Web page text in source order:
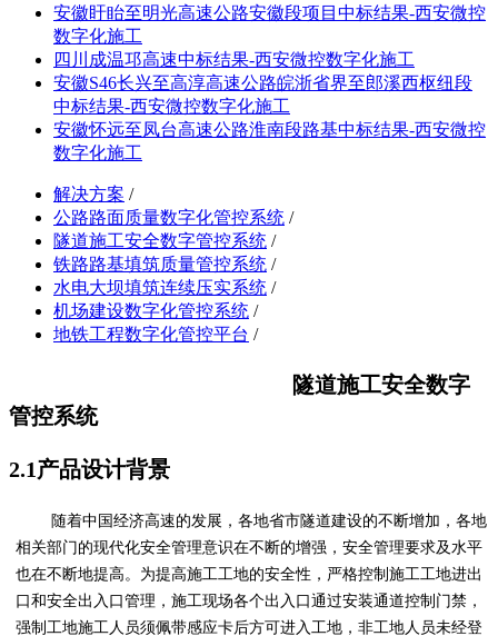
安徽盱眙至明光高速公路安徽段项目中标结果-西安微控
数字化施工
四川成温邛高速中标结果-西安微控数字化施工
安徽S46长兴至高淳高速公路皖浙省界至郎溪西枢纽段
中标结果-西安微控数字化施工
安徽怀远至凤台高速公路淮南段路基中标结果-西安微控
数字化施工
解决方案 /
公路路面质量数字化管控系统 /
隧道施工安全数字管控系统 /
铁路路基填筑质量管控系统 /
水电大坝填筑连续压实系统 /
机场建设数字化管控系统 /
地铁工程数字化管控平台 /
隧道施工安全数字
管控系统
2.1产品设计背景
随着中国经济高速的发展，各地省市隧道建设的不断增加，各地
相关部门的现代化安全管理意识在不断的增强，安全管理要求及水平
也在不断地提高。为提高施工工地的安全性，严格控制施工工地进出
口和安全出入口管理，施工现场各个出入口通过安装通道控制门禁，
强制工地施工人员须佩带感应卡后方可进入工地，非工地人员未经登